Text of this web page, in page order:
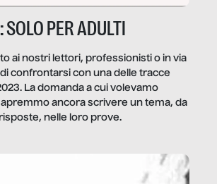
PER ADULTI
ai nostri lettori, professionisti o in via
confrontarsi con una delle tracce
La domanda a cui volevamo
ancora scrivere un tema, da
nelle loro prove.